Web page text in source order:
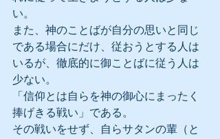
い。
また、神のことばが自分の思いと同じ
である場合にだけ、従おうとする人は
いるが、徹底的に御ことばに従う人は
少ない。
「信仰とは自らを神の御心にまったく
捧げきる戦い」である。
その戦いをせず、自らサタンの輩（と